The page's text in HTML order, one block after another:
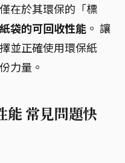
在於其環保的「標
袋的可回收性能 。 讓
並正確使用環保紙
力量。
能 常見問題快